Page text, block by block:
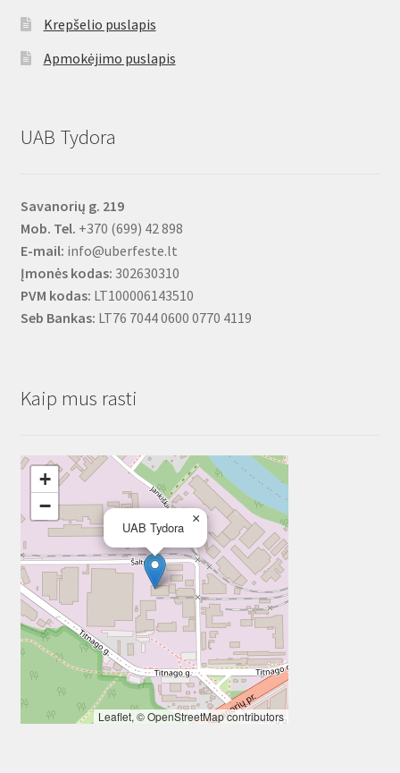
Krepšelio puslapis
Apmokėjimo puslapis
UAB Tydora
Savanorių g. 219
Mob. Tel. +370 (699) 42 898
E-mail: info@uberfeste.lt
Įmonės kodas: 302630310
PVM kodas: LT100006143510
Seb Bankas: LT76 7044 0600 0770 4119
Kaip mus rasti
UAB Tydora
×
+
−
Leaflet, ©OpenStreetMapcontributors